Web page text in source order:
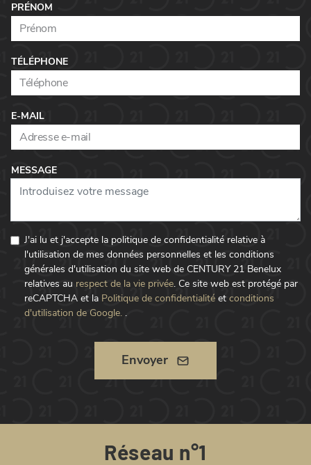
PRÉNOM
TÉLÉPHONE
E-MAIL
MESSAGE
J'ai lu et j'accepte la politique de confidentialité relative à
l'utilisation de mes données personnelles et les conditions
générales d'utilisation du site web de CENTURY 21 Benelux
relatives au respect de la vie privée. Ce site web est protégé par
reCAPTCHA et la Politique de confidentialité et conditions
d'utilisation de Google. .
Envoyer
Réseau n°1